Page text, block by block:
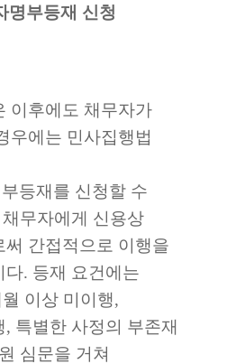
명부등재 신청
이후에도 채무자가
우에는 민사집행법
등재를 신청할 수
무자에게 신용상
써 간접적으로 이행을
다. 등재 요건에는
이상 미이행,
, 특별한 사정의 부존재
심문을 거쳐